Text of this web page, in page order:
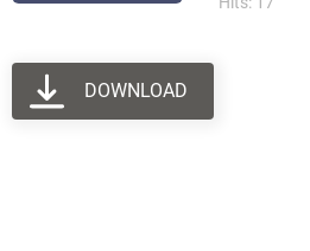
DOWNLOAD